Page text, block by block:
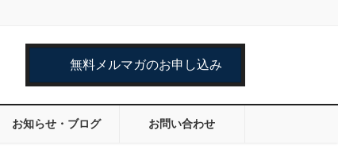
無料メルマガのお申し込み
お知らせ・ブログ お問い合わせ